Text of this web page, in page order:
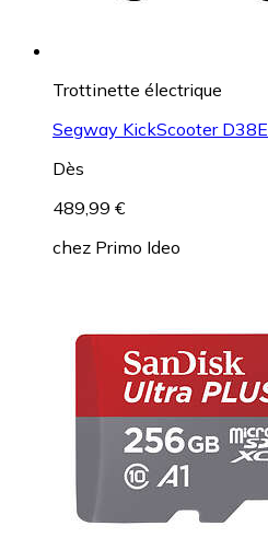
Trottinette électrique
Segway KickScooter D38E
Dès
489,99 €
chez Primo Ideo